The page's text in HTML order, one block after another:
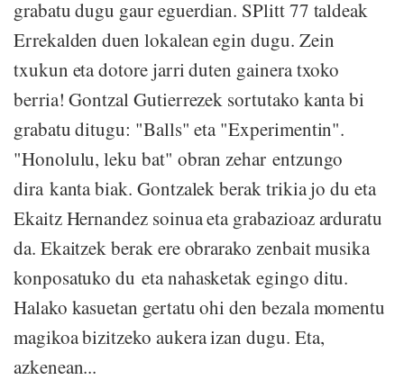
grabatu dugu gaur eguerdian. SPlitt 77 taldeak
Errekalden duen lokalean egin dugu. Zein
txukun eta dotore jarri duten gainera txoko
berria! Gontzal Gutierrezek sortutako kanta bi
grabatu ditugu: "Balls" eta "Experimentin".
"Honolulu, leku bat" obran zehar entzungo
dira kanta biak. Gontzalek berak trikia jo du eta
Ekaitz Hernandez soinua eta grabazioaz arduratu
da. Ekaitzek berak ere obrarako zenbait musika
konposatuko du eta nahasketak egingo ditu.
Halako kasuetan gertatu ohi den bezala momentu
magikoa bizitzeko aukera izan dugu. Eta,
azkenean...